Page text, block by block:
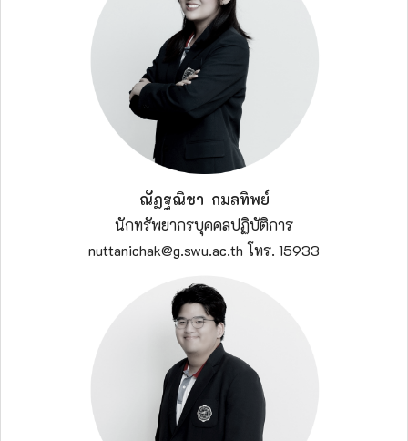
ณัฏฐณิชา กมลทิพย์
นักทรัพยากรบุคคลปฏิบัติการ
nuttanichak@g.swu.ac.th โทร. 15933